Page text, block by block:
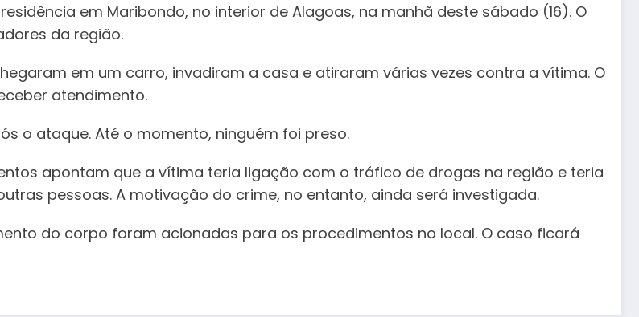
em Maribondo, no interior de Alagoas, na manhã deste sábado (16). O
da região.
em um carro, invadiram a casa e atiraram várias vezes contra a vítima. O
atendimento.
o ataque. Até o momento, ninguém foi preso.
apontam que a vítima teria ligação com o tráfico de drogas na região e teria
pessoas. A motivação do crime, no entanto, ainda será investigada.
do corpo foram acionadas para os procedimentos no local. O caso ficará